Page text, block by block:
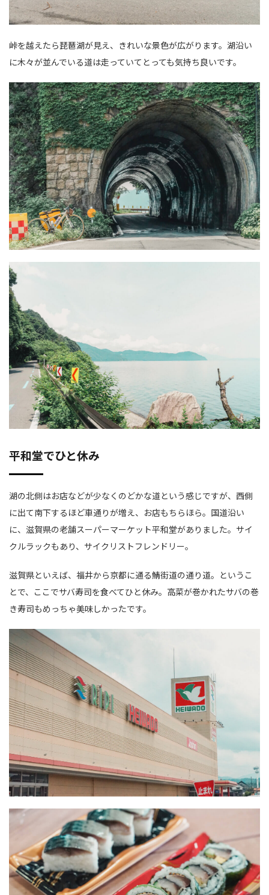
峠を越えたら琵琶湖が見え、きれいな景色が広がります。湖沿い
に木々が並んでいる道は走っていてとっても気持ち良いです。
平和堂でひと休み
湖の北側はお店などが少なくのどかな道という感じですが、西側
に出て南下するほど車通りが増え、お店もちらほら。国道沿い
に、滋賀県の老舗スーパーマーケット平和堂がありました。サイ
クルラックもあり、サイクリストフレンドリー。
滋賀県といえば、福井から京都に通る鯖街道の通り道。というこ
とで、ここでサバ寿司を食べてひと休み。高菜が巻かれたサバの巻
き寿司もめっちゃ美味しかったです。